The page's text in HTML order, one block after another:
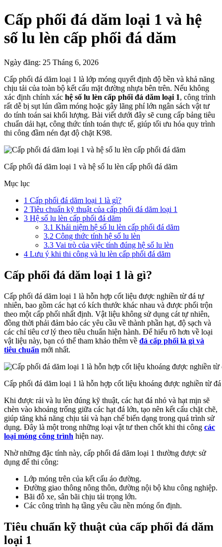
Cấp phối đá dăm loại 1 và hệ
số lu lèn cấp phối đá dăm
Ngày đăng: 25 Tháng 6, 2026
Cấp phối đá dăm loại 1 là lớp móng quyết định độ bền và khả năng
chịu tải của toàn bộ kết cấu mặt đường nhựa bên trên. Nếu không
xác định chính xác hệ số lu lèn cấp phối đá dăm loại 1, công trình
rất dễ bị sụt lún dầm móng hoặc gây lãng phí lớn ngân sách vật tư
do tính toán sai khối lượng. Bài viết dưới đây sẽ cung cấp bảng tiêu
chuẩn dải hạt, công thức tính toán thực tế, giúp tối ưu hóa quy trình
thi công đầm nén đạt độ chặt K98.
Cấp phối đá dăm loại 1 và hệ số lu lèn cấp phối đá dăm
Mục lục
1 Cấp phối đá dăm loại 1 là gì?
2 Tiêu chuẩn kỹ thuật của cấp phối đá dăm loại 1
3 Hệ số lu lèn cấp phối đá dăm
3.1 Khái niệm hệ số lu lèn cấp phối đá dăm
3.2 Công thức tính hệ số lu lèn
3.3 Vai trò của việc tính đúng hệ số lu lèn
4 Lưu ý khi thi công và lu lèn cấp phối đá dăm
Cấp phối đá dăm loại 1 là gì?
Cấp phối đá dăm loại 1 là hỗn hợp cốt liệu được nghiền từ đá tự
nhiên, bao gồm các hạt có kích thước khác nhau và được phối trộn
theo một cấp phối nhất định. Vật liệu không sử dụng cát tự nhiên,
đồng thời phải đảm bảo các yêu cầu về thành phần hạt, độ sạch và
các chỉ tiêu cơ lý theo tiêu chuẩn hiện hành. Để hiểu rõ hơn về loại
vật liệu này, bạn có thể tham khảo thêm về đá cấp phối là gì và
tiêu chuẩn mới nhất.
Cấp phối đá dăm loại 1 là hỗn hợp cốt liệu khoáng được nghiền từ
Khi được rải và lu lèn đúng kỹ thuật, các hạt đá nhỏ và hạt mịn sẽ
chèn vào khoảng trống giữa các hạt đá lớn, tạo nên kết cấu chặt chẽ,
giúp tăng khả năng chịu tải và hạn chế biến dạng trong quá trình sử
dụng. Đây là một trong những loại vật tư then chốt khi thi công các
loại móng công trình hiện nay.
Nhờ những đặc tính này, cấp phối đá dăm loại 1 thường được sử
dụng để thi công:
Lớp móng trên của kết cấu áo đường.
Đường giao thông nông thôn, đường nội bộ khu công nghiệp.
Bãi đỗ xe, sân bãi chịu tải trọng lớn.
Các công trình hạ tầng yêu cầu nền móng ổn định.
Tiêu chuẩn kỹ thuật của cấp phối đá dăm
loại 1